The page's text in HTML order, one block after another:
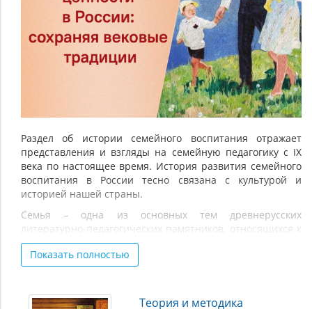
методика
семейного
воспитания
Раздел об истории семейного воспитания отражает
представления и взгляды на семейную педагогику с IX
века по настоящее время. История развития семейного
воспитания в России тесно связана с культурой и
историей нашей страны.
Семья – одна из основных тем древнерусских
литературно-педагогических памятников, относящихся к
X–XIV векам, отечественных сборников XIV–XIX веков.
Создание семьи, сохранение семейных традиций –
важные задачи в жизни восточных славян. Прочные
устоев древнерусского государства. В «Поучении к
Показать полностью
Теория и методика